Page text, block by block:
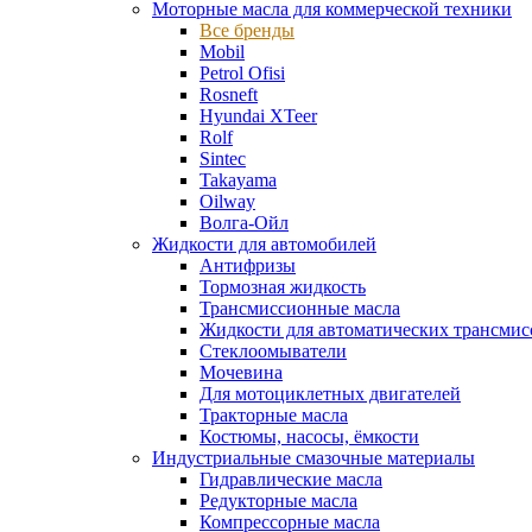
Моторные масла для коммерческой техники
Все бренды
Mobil
Petrol Ofisi
Rosneft
Hyundai XTeer
Rolf
Sintec
Takayama
Oilway
Волга-Ойл
Жидкости для автомобилей
Антифризы
Тормозная жидкость
Трансмиссионные масла
Жидкости для автоматических
Стеклоомыватели
Мочевина
Для мотоциклетных двигателей
Тракторные масла
Костюмы, насосы, ёмкости
Индустриальные смазочные материалы
Гидравлические масла
Редукторные масла
Компрессорные масла